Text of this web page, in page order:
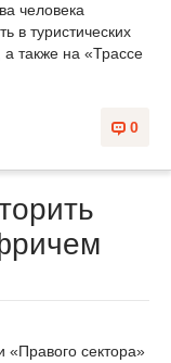
человека
в туристических
также на «Трассе
0
«Правого сектора»